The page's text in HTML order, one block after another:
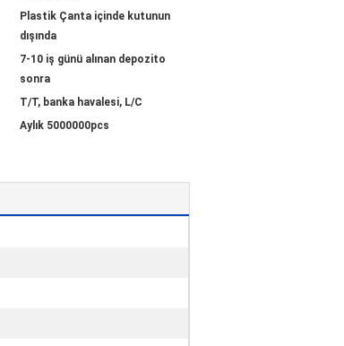
Plastik Çanta içinde kutunun
dışında
7-10 iş günü alınan depozito
sonra
T/T, banka havalesi, L/C
Aylık 5000000pcs